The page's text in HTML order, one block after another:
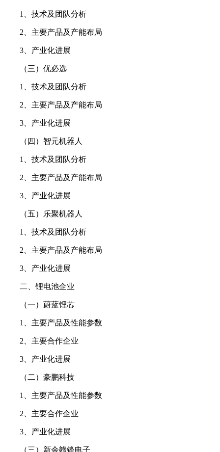
1、技术及团队分析
2、主要产品及产能布局
3、产业化进展
（三）优必选
1、技术及团队分析
2、主要产品及产能布局
3、产业化进展
（四）智元机器人
1、技术及团队分析
2、主要产品及产能布局
3、产业化进展
（五）乐聚机器人
1、技术及团队分析
2、主要产品及产能布局
3、产业化进展
二、锂电池企业
（一）蔚蓝锂芯
1、主要产品及性能参数
2、主要合作企业
3、产业化进展
（二）豪鹏科技
1、主要产品及性能参数
2、主要合作企业
3、产业化进展
（三）新余赣锋电子